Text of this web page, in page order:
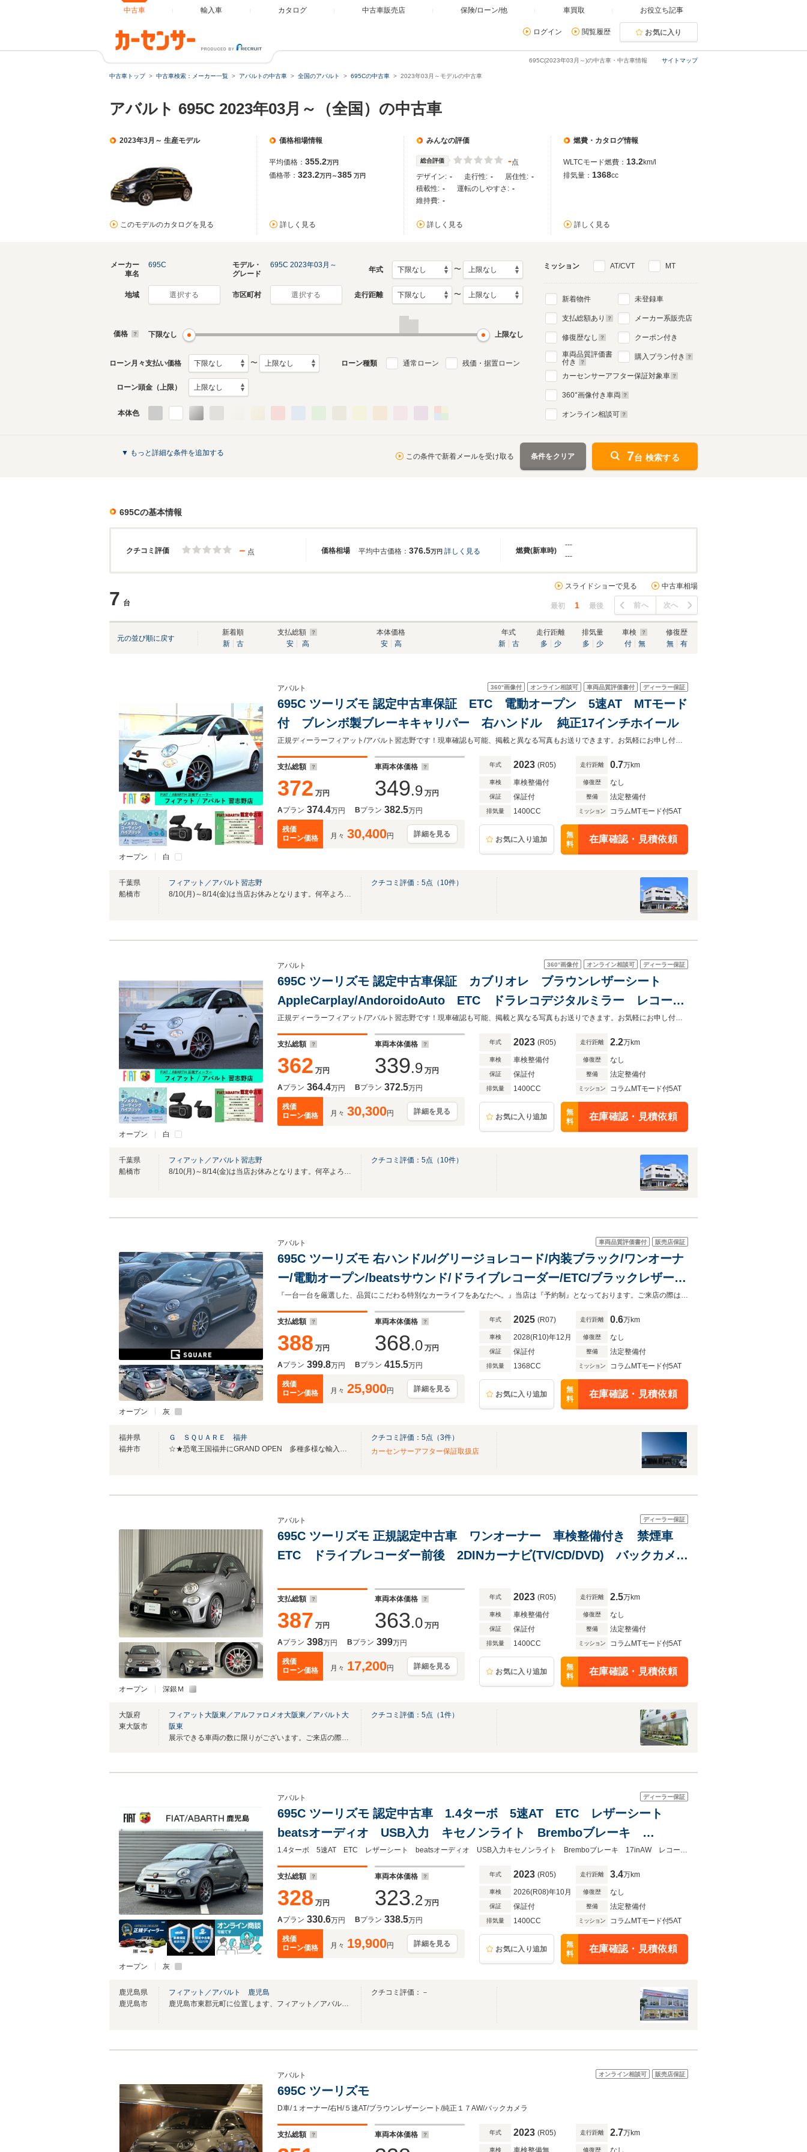
中古車 輸入車 カタログ 中古車販売店 保険/ローン/他 車買取 お役立ち記事
ログイン 閲覧履歴 お気に入り
サイトマップ
695C(2023年03月～)の中古車・中古車情報
中古車トップ 中古車検索：メーカー一覧 アバルトの中古車 全国のアバルト 695Cの中古車 2023年03月～モデルの中古車
アバルト 695C 2023年03月～（全国）の中古車
2023年3月～ 生産モデル
このモデルのカタログを見る
価格相場情報
平均価格： 355.2万円
価格帯： 323.2万円～385 万円
詳しく見る
みんなの評価
総合評価 -点
デザイン: - 走行性: - 居住性: -
積載性: - 運転のしやすさ: -
維持費: -
詳しく見る
燃費・カタログ情報
WLTCモード燃費： 13.2km/l
排気量： 1368cc
詳しく見る
メーカー
車名
695C
モデル・
グレード
695C 2023年03月～
年式 〜
地域 選択する 市区町村 選択する 走行距離 〜
価格 下限なし 上限なし
ローン月々支払い価格 〜 ローン種類 通常ローン 残価・据置ローン
ローン頭金（上限）
本体色
ミッション AT/CVT MT
新着物件
支払総額あり
修復歴なし
車両品質評価書
付き
未登録車
メーカー系販売店
クーポン付き
購入プラン付き
カーセンサーアフター保証対象車
360°画像付き車両
オンライン相談可
▼ もっと詳細な条件を追加する この条件で新着メールを受け取る 条件をクリア 7台 検索する
695Cの基本情報
クチコミ評価 価格相場 燃費(新車時)
－ 点 平均中古価格： 376.5万円 詳しく見る
---
---
7 台
スライドショーで見る 中古車相場
最初 1 最後 前へ 次へ
元の並び順に戻す
新着順
新
古
支払総額
安
高
本体価格
安
高
年式
新
古
走行距離
多
少
排気量
多
少
車検
付
無
修復歴
無
有
オープン 白
360°画像付 オンライン相談可 車両品質評価書付 ディーラー保証
アバルト
695C ツーリズモ 認定中古車保証 ETC 電動オープン 5速AT MTモード
付 ブレンボ製ブレーキキャリパー 右ハンドル 純正17インチホイール
正規ディーラーフィアット/アバルト習志野です！現車確認も可能、掲載と異なる写真もお送りできます。お気軽にお申し付けください。
支払総額
372 万円
車両本体価格
349.9 万円
Aプラン 374.4万円 Bプラン 382.5万円
残価
ローン価格
月々 30,400円 詳細を見る
年式 2023 (R05) 走行距離 0.7万km
車検 車検整備付 修復歴 なし
保証 保証付 整備 法定整備付
排気量 1400CC ミッション コラムMTモード付5AT
お気に入り追加
無
料
在庫確認・見積依頼
千葉県
船橋市
フィアット／アバルト習志野
8/10(月)～8/14(金)は当店お休みとなります。何卒よろしくお願いいたします。
クチコミ評価： 5点（ 10件）
オープン 白
360°画像付 オンライン相談可 ディーラー保証
アバルト
695C ツーリズモ 認定中古車保証 カブリオレ ブラウンレザーシート
AppleCarplay/AndoroidoAuto ETC ドラレコデジタルミラー レコード
モンツァマフラー キセノンヘッドライト 純正ホイール パドルシフト
ブレンボブレーキ
正規ディーラーフィアット/アバルト習志野です！現車確認も可能、掲載と異なる写真もお送りできます。お気軽にお申し付けください。
支払総額
362 万円
車両本体価格
339.9 万円
Aプラン 364.4万円 Bプラン 372.5万円
残価
ローン価格
月々 30,300円 詳細を見る
年式 2023 (R05) 走行距離 2.2万km
車検 車検整備付 修復歴 なし
保証 保証付 整備 法定整備付
排気量 1400CC ミッション コラムMTモード付5AT
お気に入り追加
無
料
在庫確認・見積依頼
千葉県
船橋市
フィアット／アバルト習志野
8/10(月)～8/14(金)は当店お休みとなります。何卒よろしくお願いいたします。
クチコミ評価： 5点（ 10件）
オープン 灰
車両品質評価書付 販売店保証
アバルト
695C ツーリズモ 右ハンドル/グリージョレコード/内装ブラック/ワンオーナ
ー/電動オープン/beatsサウンド/ドライブレコーダー/ETC/ブラックレザーシ
ート/パドルシフト/純正17インチAW
『一台一台を厳選した、品質にこだわる特別なカーライフをあなたへ。』当店は『予約制』となっております。ご来店の際は、車両ページより事前予約をお願いいたします。
支払総額
388 万円
車両本体価格
368.0 万円
Aプラン 399.8万円 Bプラン 415.5万円
残価
ローン価格
月々 25,900円 詳細を見る
年式 2025 (R07) 走行距離 0.6万km
車検 2028(R10)年12月 修復歴 なし
保証 保証付 整備 法定整備付
排気量 1368CC ミッション コラムMTモード付5AT
お気に入り追加
無
料
在庫確認・見積依頼
福井県
福井市
Ｇ ＳＱＵＡＲＥ 福井
☆★恐竜王国福井にGRAND OPEN 多種多様な輸入中古車・国産中古車を展示中!!★☆
クチコミ評価： 5点（3件）
カーセンサーアフター保証取扱店
オープン 深銀Ｍ
ディーラー保証
アバルト
695C ツーリズモ 正規認定中古車 ワンオーナー 車検整備付き 禁煙車
ETC ドライブレコーダー前後 2DINカーナビ(TV/CD/DVD) バックカメ
アルミホイール
支払総額
387 万円
車両本体価格
363.0 万円
Aプラン 398万円 Bプラン 399万円
残価
ローン価格
月々 17,200円 詳細を見る
年式 2023 (R05) 走行距離 2.5万km
車検 車検整備付 修復歴 なし
保証 保証付 整備 法定整備付
排気量 1400CC ミッション コラムMTモード付5AT
お気に入り追加
無
料
在庫確認・見積依頼
大阪府
東大阪市
フィアット大阪東／アルファロメオ大阪東／アバルト大
阪東
展示できる車両の数に限りがございます。ご来店の際は事前にご連絡下さいませ。
クチコミ評価： 5点（ 1件）
オープン 灰
ディーラー保証
アバルト
695C ツーリズモ 認定中古車 1.4ターボ 5速AT ETC レザーシート
beatsオーディオ USB入力 キセノンライト Bremboブレーキ
17inAW レコードモンツァマフラー 後ソナー ETC TFTメーター
1.4ターボ 5速AT ETC レザーシート beatsオーディオ USB入力キセノンライト Bremboブレーキ 17inAW レコードモンツァマフラー 後ソナー ETC TFTメーター
支払総額
328 万円
車両本体価格
323.2 万円
Aプラン 330.6万円 Bプラン 338.5万円
残価
ローン価格
月々 19,900円 詳細を見る
年式 2023 (R05) 走行距離 3.4万km
車検 2026(R08)年10月 修復歴 なし
保証 保証付 整備 法定整備付
排気量 1400CC ミッション コラムMTモード付5AT
お気に入り追加
無
料
在庫確認・見積依頼
鹿児島県
鹿児島市
フィアット／アバルト 鹿児島
鹿児島市東郡元町に位置します、フィアット／アバルト鹿児島です。
クチコミ評価：－
オンライン相談可 販売店保証
アバルト
695C ツーリズモ
D車/１オーナー/右H/５速AT/ブラウンレザーシート/純正１７AW/バックカメラ
支払総額 車両本体価格 年式 2023 (R05) 走行距離 2.7万km
車検 車検整備無 修復歴 なし